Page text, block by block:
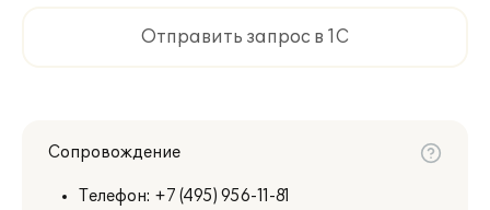
Отправить запрос в 1С
Сопровождение
Телефон: +7 (495) 956-11-81